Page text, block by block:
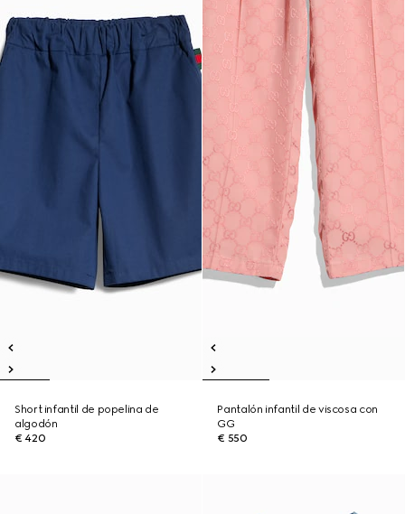
Short infantil de popelina de
algodón
€ 420
Pantalón infantil de viscosa con
GG
€ 550